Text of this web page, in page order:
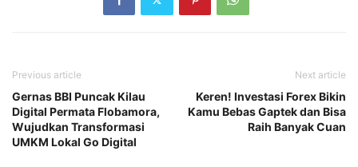
Previous article
Gernas BBI Puncak Kilau
Digital Permata Flobamora,
Wujudkan Transformasi
UMKM Lokal Go Digital
Next article
Keren! Investasi Forex Bikin
Kamu Bebas Gaptek dan Bisa
Raih Banyak Cuan